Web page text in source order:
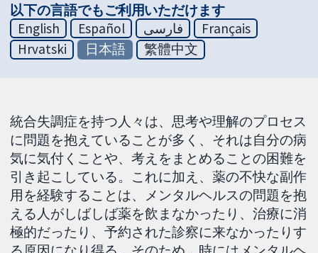
以下の言語でもご利用いただけます
English
Español فارسی
Français
Hrvatski
日本語 繁體中文
統合失調症を持つ人々は、思考や理解のプロセス
に問題を抱えていることが多く、それは自分の病
気に気付くことや、考えをまとめることの困難を
引き起こしている。これに加え、薬の不快な副作
用を経験することは、メンタルヘルスの問題を抱
える人がしばしば薬を飲まなかったり、治療に消
極的だったり、予約された診察に来なかったりす